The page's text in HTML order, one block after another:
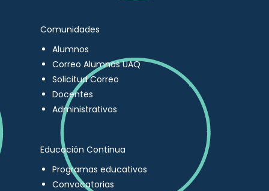
Comunidades
Alumnos
Correo Alumnos UAQ
Solicitud Correo
Docentes
Administrativos
Educación Continua
Programas educativos
Convocatorias